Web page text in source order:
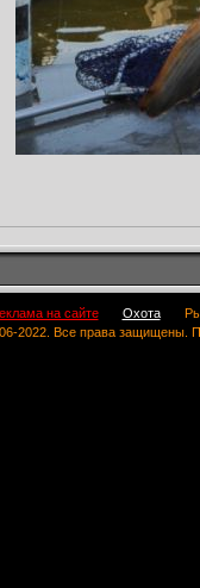
на сайте Охота
2022. Все права защищены.